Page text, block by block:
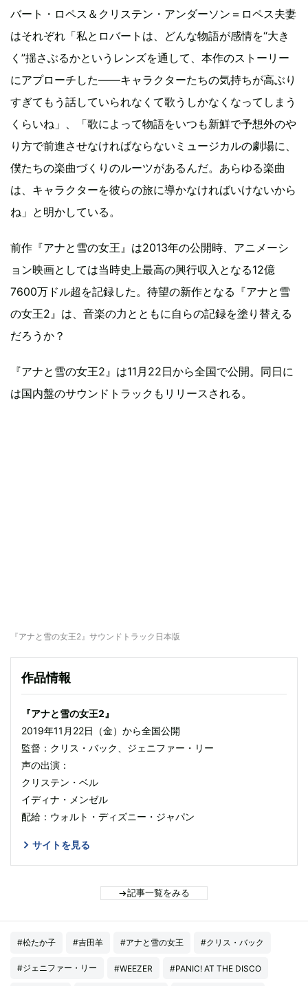
バート・ロペス＆クリステン・アンダーソン＝ロペス夫妻
はそれぞれ「私とロバートは、どんな物語が感情を“大き
く”揺さぶるかというレンズを通して、本作のストーリー
にアプローチした――キャラクターたちの気持ちが高ぶり
すぎてもう話していられなくて歌うしかなくなってしまう
くらいね」、「歌によって物語をいつも新鮮で予想外のや
り方で前進させなければならないミュージカルの劇場に、
僕たちの楽曲づくりのルーツがあるんだ。あらゆる楽曲
は、キャラクターを彼らの旅に導かなければいけないから
ね」と明かしている。
前作『アナと雪の女王』は2013年の公開時、アニメーシ
ョン映画としては当時史上最高の興行収入となる12億
7600万ドル超を記録した。待望の新作となる『アナと雪
の女王2』は、音楽の力とともに自らの記録を塗り替える
だろうか？
『アナと雪の女王2』は11月22日から全国で公開。同日に
は国内盤のサウンドトラックもリリースされる。
『アナと雪の女王2』サウンドトラック日本版
作品情報
『アナと雪の女王2』
2019年11月22日（金）から全国公開
監督：クリス・バック、ジェニファー・リー
声の出演：
クリステン・ベル
イディナ・メンゼル
配給：ウォルト・ディズニー・ジャパン
サイトを見る
記事一覧をみる
#松たか子 #吉田羊 #アナと雪の女王 #クリス・バック
#ジェニファー・リー #WEEZER #PANIC! AT THE DISCO